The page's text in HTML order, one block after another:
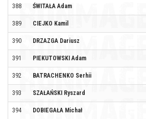
388 ŚWITAŁA Adam
389 CIEJKO Kamil
390 DRZAZGA Dariusz
391 PIEKUTOWSKI Adam
392 BATRACHENKO Serhii
393 SZAŁAŃSKI Ryszard
394 DOBIEGAŁA Michał